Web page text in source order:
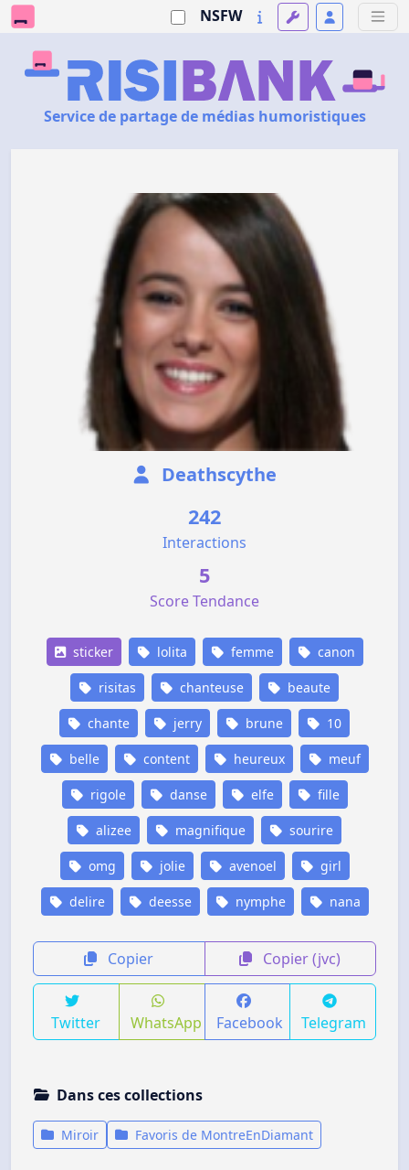
NSFW
Service de partage de médias humoristiques
Deathscythe
242
Interactions
5
Score Tendance
sticker lolita femme canon
risitas chanteuse beaute
chante jerry brune 10
belle content heureux meuf
rigole danse elfe fille
alizee magnifique sourire
omg jolie avenoel girl
delire deesse nymphe nana
Copier Copier (jvc)
Twitter WhatsApp Facebook Telegram
Dans ces collections
Miroir Favoris de MontreEnDiamant